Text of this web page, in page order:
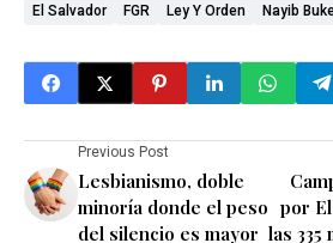
El Salvador FGR Ley Y Orden Nayib
Previous Post
Lesbianismo, doble
minoría donde el peso
del silencio es mayor
por
las 335